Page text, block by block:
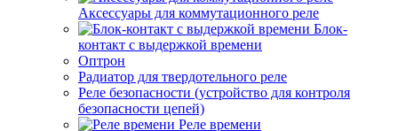
Аксессуары для коммутационного реле
Блок-
контакт с выдержкой времени
Оптрон
Радиатор для твердотельного реле
Реле безопасности (устройство для контроля
безопасности цепей)
Реле времени